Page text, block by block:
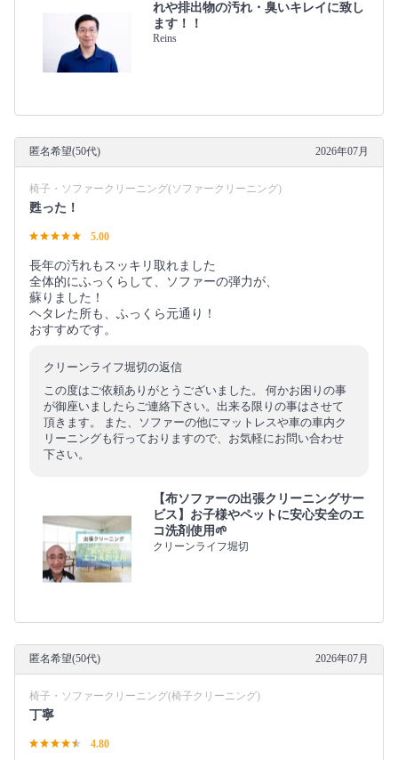
れや排出物の汚れ・臭いキレイに致し
ます！！
Reins
匿名希望(50代) 2026年07月
椅子・ソファークリーニング(ソファークリーニング)
甦った！
5.00
長年の汚れもスッキリ取れました
全体的にふっくらして、ソファーの弾力が、
蘇りました！
ヘタレた所も、ふっくら元通り！
おすすめです。
クリーンライフ堀切の返信
この度はご依頼ありがとうございました。 何かお困りの事
が御座いましたらご連絡下さい。出来る限りの事はさせて
頂きます。 また、ソファーの他にマットレスや車の車内ク
リーニングも行っておりますので、お気軽にお問い合わせ
下さい。
【布ソファーの出張クリーニングサー
ビス】お子様やペットに安心安全のエ
コ洗剤使用🌱
クリーンライフ堀切
匿名希望(50代) 2026年07月
椅子・ソファークリーニング(椅子クリーニング)
丁寧
4.80